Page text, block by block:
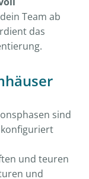
Team ab
das
sind
konfiguriert
und teuren
und